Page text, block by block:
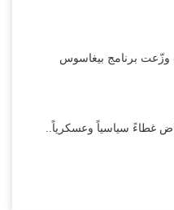
الصحراء اليمنية تبدأ
فدغم مع تحوله من معسكر
سباق بين طارق والإصلاح
وزّعت برنامج بيغاسوس
غطاءً سياسياً وعسكرياً..